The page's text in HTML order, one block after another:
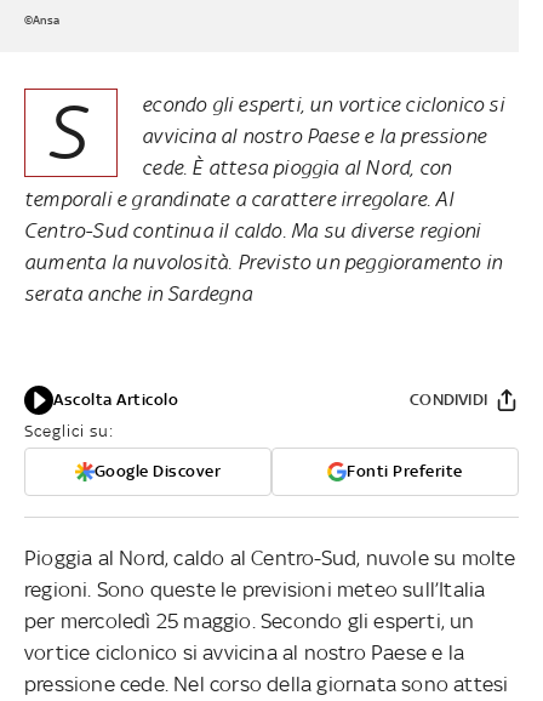
©Ansa
S
econdo gli esperti, un vortice ciclonico si
avvicina al nostro Paese e la pressione
cede. È attesa pioggia al Nord, con
temporali e grandinate a carattere irregolare. Al
Centro-Sud continua il caldo. Ma su diverse regioni
aumenta la nuvolosità. Previsto un peggioramento in
serata anche in Sardegna
Ascolta Articolo
Sceglici su:
Google Discover Fonti Preferite
CONDIVIDI
Pioggia al Nord, caldo al Centro-Sud, nuvole su molte
regioni. Sono queste le previsioni meteo sull’Italia
per mercoledì 25 maggio. Secondo gli esperti, un
vortice ciclonico si avvicina al nostro Paese e la
pressione cede. Nel corso della giornata sono attesi